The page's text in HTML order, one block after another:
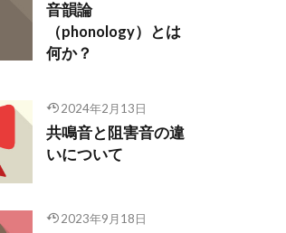
音韻論
（phonology）とは
何か？
2024年2月13日
共鳴音と阻害音の違
いについて
2023年9月18日